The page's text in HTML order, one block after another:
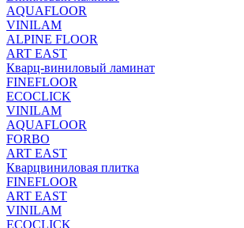
AQUAFLOOR
VINILAM
ALPINE FLOOR
ART EAST
Кварц-виниловый ламинат
FINEFLOOR
ECOCLICK
VINILAM
AQUAFLOOR
FORBO
ART EAST
Кварцвиниловая плитка
FINEFLOOR
ART EAST
VINILAM
ECOCLICK